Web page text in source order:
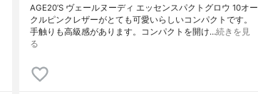
AGE20’S ヴェールヌーディ エッセンスパクトグロウ 10オー
クルピンクレザーがとても可愛いらしいコンパクトです。
手触りも高級感があります。コンパクトを開け…続きを見
る